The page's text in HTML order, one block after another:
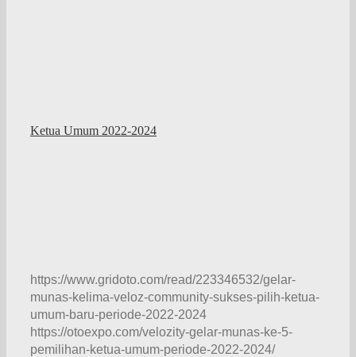
Ketua Umum 2022-2024
https://www.gridoto.com/read/223346532/gelar-
munas-kelima-veloz-community-sukses-pilih-ketua-
umum-baru-periode-2022-2024
https://otoexpo.com/velozity-gelar-munas-ke-5-
pemilihan-ketua-umum-periode-2022-2024/